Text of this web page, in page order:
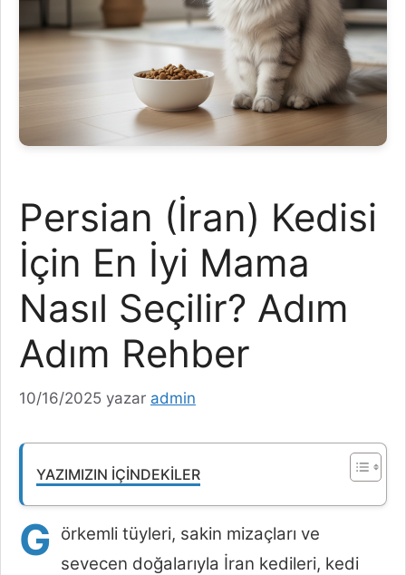
Persian (İran) Kedisi
İçin En İyi Mama
Nasıl Seçilir? Adım
Adım Rehber
10/16/2025 yazar admin
YAZIMIZIN İÇINDEKILER
G
örkemli tüyleri, sakin mizaçları ve
sevecen doğalarıyla İran kedileri, kedi